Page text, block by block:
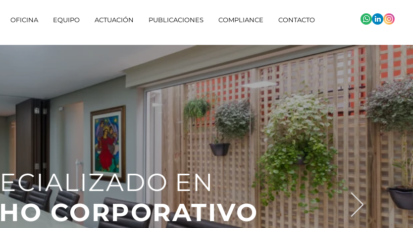
OFICINA EQUIPO ACTUACIÓN PUBLICACIONES COMPLIANCE CONTACTO
EN
CORPORATIVO